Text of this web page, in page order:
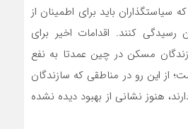
باید برای اطمینان از
کنند. اقدامات اخیر برای
مسکن در چین عمدتا به نفع
از این رو در مناطقی که سازندگان
هنوز نشانی از بهبود دیده نشده